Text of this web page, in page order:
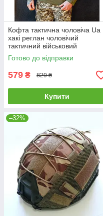
Кофта тактична чоловіча Ua
хакі реглан чоловічий
тактичний військовий
армійський олива
Готово до відправки
579 ₴ 829 ₴
Купити
–32%